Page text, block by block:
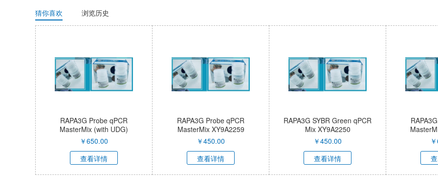
猜你喜欢 浏览历史
RAPA3G Probe qPCR
MasterMix (with UDG)
XY9A2262
￥650.00
查看详情
RAPA3G Probe qPCR
MasterMix XY9A2259
￥450.00
查看详情
RAPA3G SYBR Green qPCR
Mix XY9A2250
￥450.00
查看详情
￥